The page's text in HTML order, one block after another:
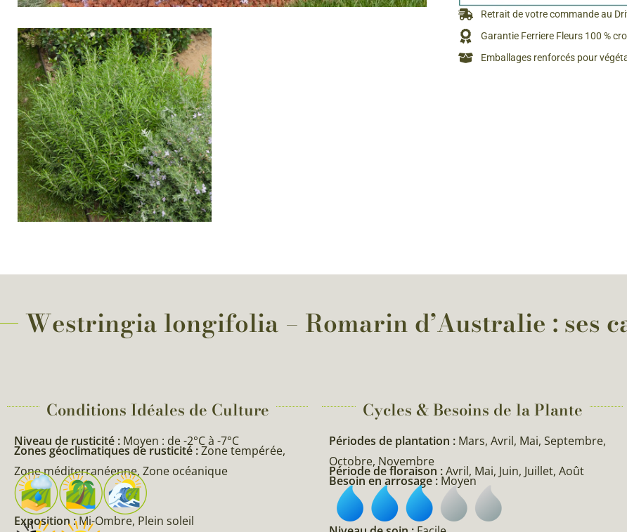
d’Antan
Bulbes
Retrait de votre commande au
Garantie Ferriere Fleurs 100 %
Emballages renforcés pour
Westringia longifolia – Romarin d’Australie : ses
Conditions Idéales de Culture
Niveau de rusticité : Moyen : de -2°C à -7°C
Zones géoclimatiques de rusticité :Zone tempérée,
Zone méditerranéenne, Zone océanique
Exposition :Mi-Ombre, Plein soleil
Cycles & Besoins de la Plante​
Périodes de plantation : Mars, Avril, Mai, Septembre,
Octobre, Novembre
Période de floraison :Avril, Mai, Juin, Juillet, Août
Besoin en arrosage : Moyen